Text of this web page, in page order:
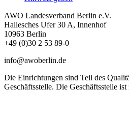
AWO Landesverband Berlin e.V.
Hallesches Ufer 30 A, Innenhof
10963 Berlin
+49 (0)30 2 53 89-0
info@awoberlin.de
Die Einrichtungen sind Teil des
Geschäftsstelle. Die Geschäftsstelle